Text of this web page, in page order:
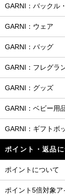
GARNI：バックル
GARNI：ウェア
GARNI：バッグ
GARNI：フレグラ
GARNI：グッズ
GARNI：ベビー用
GARNI：ギフトボ
ポイント・返品
ポイントについて
ポイント5倍対象ア